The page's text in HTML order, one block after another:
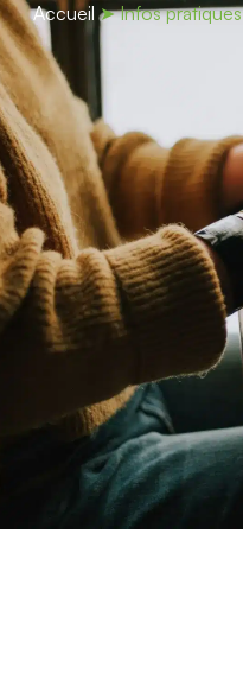
principal
Accueil ➤Infos pratiques